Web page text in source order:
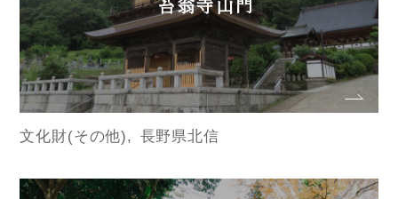
文化財(その他) 長野県北信